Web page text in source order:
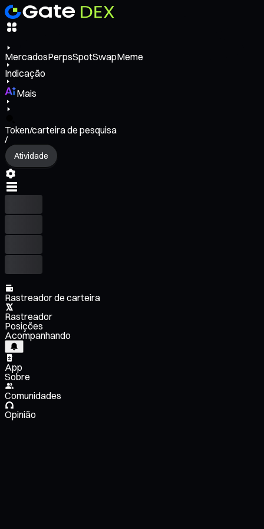
MercadosPerpsSpotSwapMeme
Indicação
Mais
Token/carteira de pesquisa
/
Atividade
Rastreador de carteira
Rastreador
Posições
Acompanhando
App
Sobre
Comunidades
Opinião